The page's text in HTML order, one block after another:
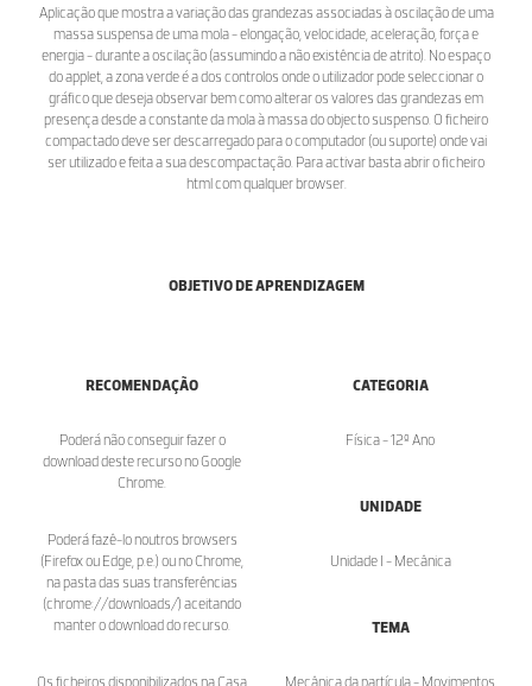
Aplicação que mostra a variação das grandezas associadas à oscilação de uma
massa suspensa de uma mola - elongação, velocidade, aceleração, força e
energia - durante a oscilação (assumindo a não existência de atrito). No espaço
do applet, a zona verde é a dos controlos onde o utilizador pode seleccionar o
gráfico que deseja observar bem como alterar os valores das grandezas em
presença desde a constante da mola à massa do objecto suspenso. O ficheiro
compactado deve ser descarregado para o computador (ou suporte) onde vai
ser utilizado e feita a sua descompactação. Para activar basta abrir o ficheiro
html com qualquer browser.
OBJETIVO DE APRENDIZAGEM
RECOMENDAÇÃO
Poderá não conseguir fazer o
download deste recurso no Google
Chrome.
Poderá fazê-lo noutros browsers
(Firefox ou Edge, p.e.) ou no Chrome,
na pasta das suas transferências
(chrome://downloads/) aceitando
manter o download do recurso.
Os ficheiros disponibilizados na Casa
CATEGORIA
Física - 12º Ano
UNIDADE
Unidade I - Mecânica
TEMA
Mecânica da partícula - Movimentos